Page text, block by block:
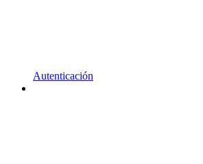
Autenticación